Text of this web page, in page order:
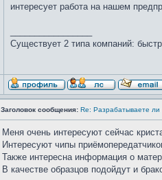
интересует работа на нашем
Существует 2 типа компаний:
Заголовок сообщения: Re: Разрабатываете ли
Меня очень интересуют сейчас
Интересуют чипы
Также интересна информация о
В качестве образцов подойдут и